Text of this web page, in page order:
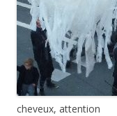
cheveux, attention